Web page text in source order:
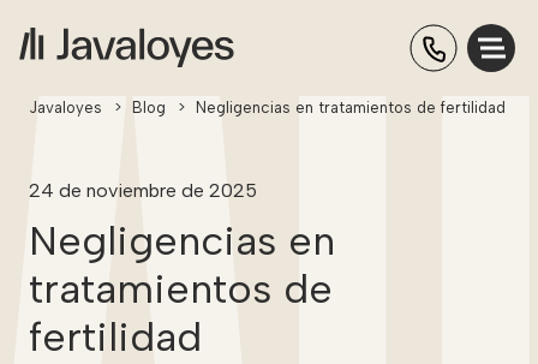
Javaloyes > Blog > Negligencias en tratamientos de fertilidad
24 de noviembre de 2025
Negligencias en
tratamientos de
fertilidad